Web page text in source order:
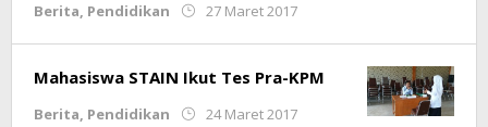
Berita, Pendidikan 27 Maret 2017
Purnama
Putra
Mahasiswa STAIN Ikut Tes Pra-KPM
Berita, Pendidikan 24 Maret 2017